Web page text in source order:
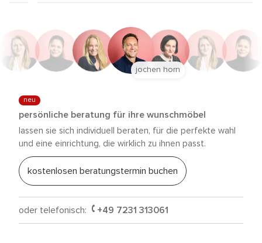
neu
persönliche beratung für ihre wunschmöbel
lassen sie sich individuell beraten, für die perfekte wahl
und eine einrichtung, die wirklich zu ihnen passt.
kostenlosen beratungstermin buchen
oder telefonisch: +49 7231 313061
jochen horn